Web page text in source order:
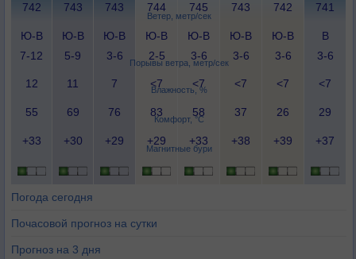
Ветер, метр/сек
Порывы ветра, метр/сек
Влажность, %
Комфорт, °C
Магнитные бури
742 743 743 744 745 743 742 741
Ю-В
7-12
Ю-В
5-9
Ю-В
3-6
Ю-В
2-5
Ю-В
3-6
Ю-В
3-6
Ю-В
3-6
В
3-6
12 11 7 <7 <7 <7 <7 <7
55 69 76 83 58 37 26 29
+33 +30 +29 +29 +33 +38 +39 +37
Погода сегодня
Почасовой прогноз на сутки
Прогноз на 3 дня